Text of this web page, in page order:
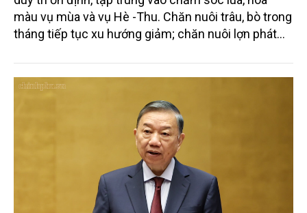
Sản xuất nông, lâm nghiệp và thủy sản tháng Bảy
duy trì ổn định, tập trung vào chăm sóc lúa, hoa
tháng tiếp tục xu hướng giảm; chăn nuôi lợn phát
triển ổn định; chăn nuôi gia cầm duy trì đà tăng
trưởng khá. Diện tích rừng trồng mới và sản lượng
thủy sản đều tăng nhẹ.